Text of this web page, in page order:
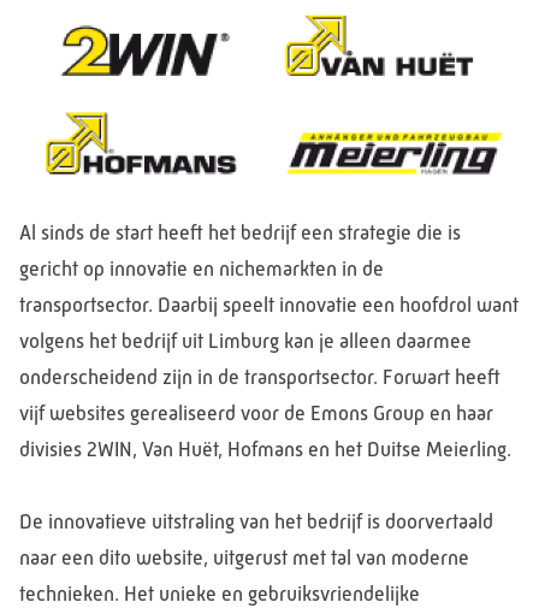
Al sinds de start heeft het bedrijf een strategie die is
gericht op innovatie en nichemarkten in de
transportsector. Daarbij speelt innovatie een hoofdrol want
volgens het bedrijf uit Limburg kan je alleen daarmee
onderscheidend zijn in de transportsector. Forwart heeft
vijf websites gerealiseerd voor de Emons Group en haar
divisies 2WIN, Van Huët, Hofmans en het Duitse Meierling.
De innovatieve uitstraling van het bedrijf is doorvertaald
naar een dito website, uitgerust met tal van moderne
technieken. Het unieke en gebruiksvriendelijke